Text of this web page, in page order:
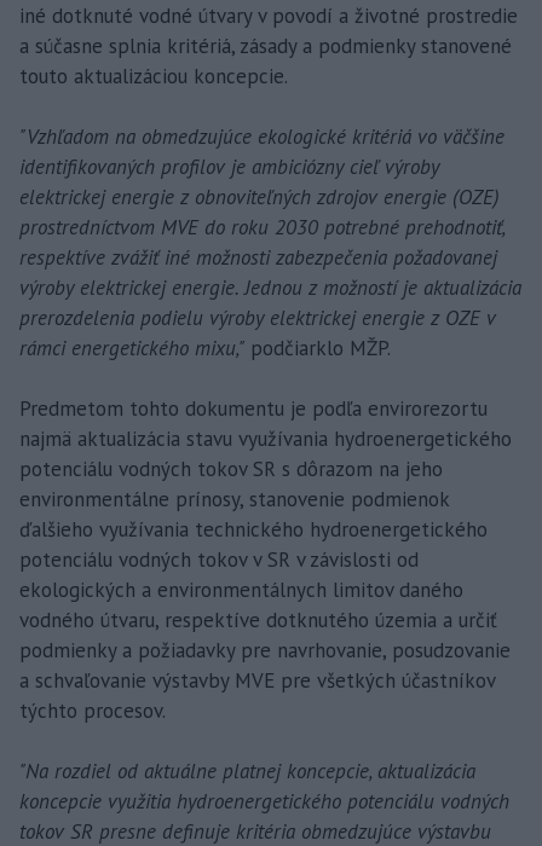
iné dotknuté vodné útvary v povodí a životné prostredie
a súčasne splnia kritériá, zásady a podmienky stanovené
touto aktualizáciou koncepcie.
"Vzhľadom na obmedzujúce ekologické kritériá vo väčšine
identifikovaných profilov je ambiciózny cieľ výroby
elektrickej energie z obnoviteľných zdrojov energie (OZE)
prostredníctvom MVE do roku 2030 potrebné prehodnotiť,
respektíve zvážiť iné možnosti zabezpečenia požadovanej
výroby elektrickej energie. Jednou z možností je aktualizácia
prerozdelenia podielu výroby elektrickej energie z OZE v
rámci energetického mixu," podčiarklo MŽP.
Predmetom tohto dokumentu je podľa envirorezortu
najmä aktualizácia stavu využívania hydroenergetického
potenciálu vodných tokov SR s dôrazom na jeho
environmentálne prínosy, stanovenie podmienok
ďalšieho využívania technického hydroenergetického
potenciálu vodných tokov v SR v závislosti od
ekologických a environmentálnych limitov daného
vodného útvaru, respektíve dotknutého územia a určiť
podmienky a požiadavky pre navrhovanie, posudzovanie
a schvaľovanie výstavby MVE pre všetkých účastníkov
týchto procesov.
"Na rozdiel od aktuálne platnej koncepcie, aktualizácia
koncepcie využitia hydroenergetického potenciálu vodných
tokov SR presne definuje kritéria obmedzujúce výstavbu